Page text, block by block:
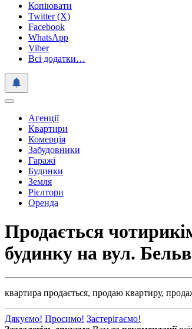
Копіювати
Twitter (X)
Facebook
WhatsApp
Viber
Всі додатки…
Агенції
Квартири
Комерція
Забудовники
Гаражі
Будинки
Земля
Рієлтори
Оренда
Продається
будинку на вул.
квартира продається, продаю квартиру,
Дякуємо! Просимо! Застерігаємо!